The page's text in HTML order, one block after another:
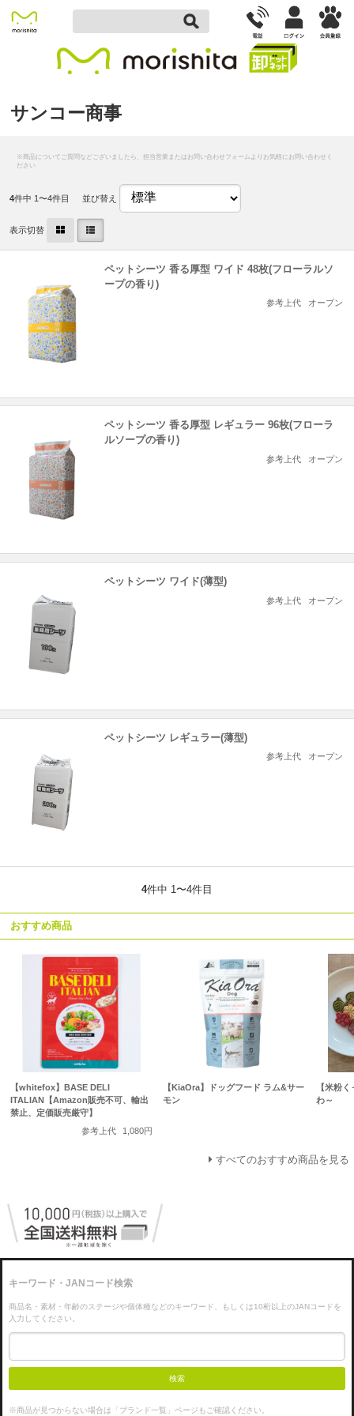
サンコー商事
4件中 1〜4件目 並び替え
表示切替
ペットシーツ 香る厚型 ワイド 48枚(フローラルソ
ープの香り)
参考上代 オープン
ペットシーツ 香る厚型 レギュラー 96枚(フローラ
ルソープの香り)
参考上代 オープン
ペットシーツ ワイド(薄型)
参考上代 オープン
ペットシーツ レギュラー(薄型)
参考上代 オープン
4件中 1〜4件目
おすすめ商品
【whitefox】BASE DELI
ITALIAN【Amazon販売不可、輸出
禁止、定価販売厳守】
参考上代
1,080円
【KiaOra】ドッグフード ラム&サー
モン
【米粉
わ～
すべてのおすすめ商品を見る
キーワード・JANコード検索
商品名・素材・年齢のステージや個体種などのキーワード、もしくは10桁以上のJANコードを
入力してください。
検索
※商品が見つからない場合は「ブランド一覧」ページもご確認ください。